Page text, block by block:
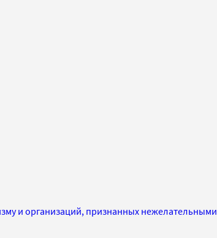
и организаций, признанных нежелательными